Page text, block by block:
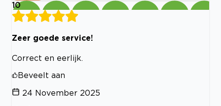
10
Zeer goede service!
Correct en eerlijk.
Beveelt aan
24 November 2025